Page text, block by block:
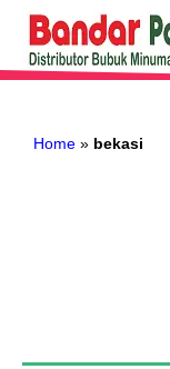
Home » bekasi